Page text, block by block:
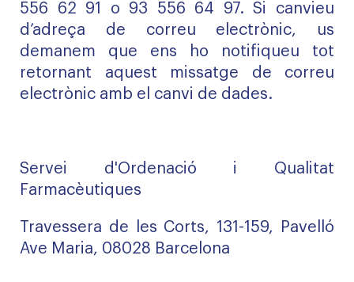
556 62 91 o 93 556 64 97. Si canvieu
d’adreça de correu electrònic, us
demanem que ens ho notifiqueu tot
retornant aquest missatge de correu
electrònic amb el canvi de dades.
Servei d'Ordenació i Qualitat
Farmacèutiques
Travessera de les Corts, 131-159, Pavelló
Ave Maria, 08028 Barcelona